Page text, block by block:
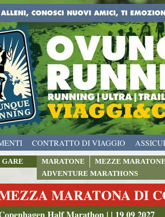
CONTRATTO DI VIAGGIO
GARE MARATONE MEZZE
ADVENTURE MARATHONS
MARATONA DI